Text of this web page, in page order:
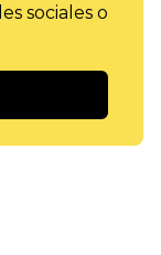
sociales o